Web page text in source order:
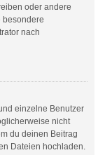
oder andere
besondere
nach
einzelne Benutzer
nicht
du deinen Beitrag
Dateien hochladen.